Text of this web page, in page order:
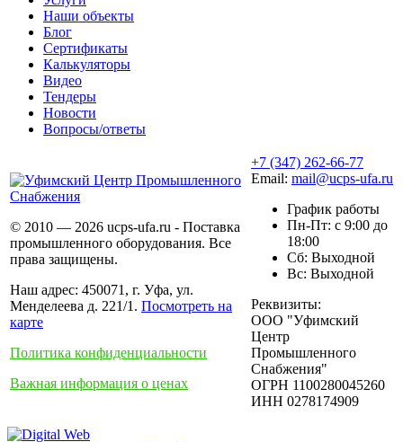
Наши объекты
Блог
Сертификаты
Калькуляторы
Видео
Тендеры
Новости
Вопросы/ответы
© 2010 — 2026 ucps-ufa.ru - Поставка
промышленного оборудования. Все
права защищены.
Наш адрес: 450071, г. Уфа, ул.
Менделеева д. 221/1. Посмотреть на
карте
Политика конфиденциальности
Важная информация о ценах
+7 (347) 262-66-77
Email: mail@ucps-ufa.ru
График работы
Пн-Пт: с 9:00 до
18:00
Сб: Выходной
Вс: Выходной
Реквизиты:
ООО "Уфимский
Центр
Промышленного
Снабжения"
ОГРН 1100280045260
ИНН 0278174909